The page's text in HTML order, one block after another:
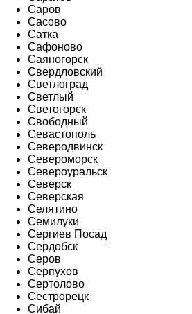
Саров
Сасово
Сатка
Сафоново
Саяногорск
Свердловский
Светлоград
Светлый
Светогорск
Свободный
Севастополь
Северодвинск
Североморск
Североуральск
Северск
Северская
Селятино
Семилуки
Сергиев Посад
Сердобск
Серов
Серпухов
Сертолово
Сестрорецк
Сибай